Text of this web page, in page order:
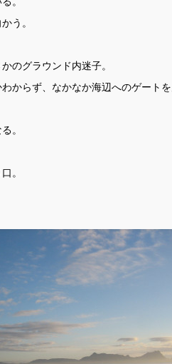
う。
のグラウンド内迷子。
からず、なかなか海辺へのゲート
。
。